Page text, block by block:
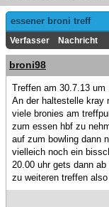
essener broni treff
Verfasser Nachricht
broni98
Treffen am 30.7.13 um
An der haltestelle kray
viele bronies am
zum essen hbf zu
auf zum bowling dann
vielleich noch ein
20.00 uhr gets dann
zu weiteren treffen